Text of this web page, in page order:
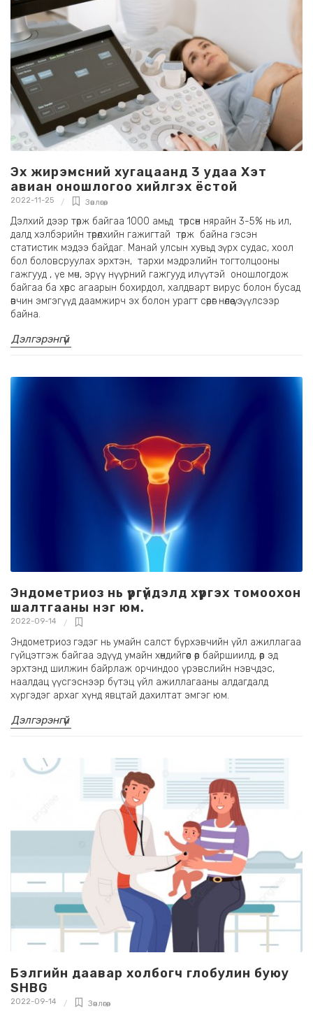
Эх жирэмсний хугацаанд 3 удаа Хэт
авиан оношлогоо хийлгэх ёстой
2022-11-25 Зөвлөгөө,
Дэлхий дээр төрж байгаа 1000 амьд төрсөн нярайн 3-5% нь ил,
далд хэлбэрийн төрөлхийн гажигтай төрж байна гэсэн
статистик мэдээ байдаг. Манай улсын хувьд зүрх судас, хоол
бол боловсруулах эрхтэн, тархи мэдрэлийн тогтолцооны
гажгууд , үе мөч, эрүү нүүрний гажгууд илүүтэй оношлогдож
байгаа ба хөрс агаарын бохирдол, халдварт вирус болон бусад
өвчин эмгэгүүд даамжирч эх болон урагт сөрөг нөлөө үзүүлсээр
байна.
Дэлгэрэнгүй
Эндометриоз нь үргүйдэлд хүргэх томоохон
шалтгааны нэг юм.
2022-09-14
Эндометриоз гэдэг нь умайн салст бүрхэвчийн үйл ажиллагаа
гүйцэтгэж байгаа эдүүд умайн хөндийгөөс өөр байршиилд, өөр эд
эрхтэнд шилжин байрлаж орчиндоо үрэвслийн нэвчдэс,
наалдац үүсгэснээр бүтэц үйл ажиллагааны алдагдалд
хүргэдэг архаг хүнд явцтай дахилтат эмгэг юм.
Дэлгэрэнгүй
Бэлгийн даавар холбогч глобулин буюу
SHBG
2022-09-14 Зөвлөгөө,